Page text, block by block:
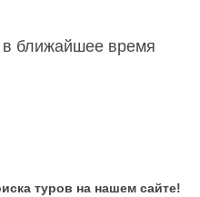
ближайшее время
туров на нашем сайте!